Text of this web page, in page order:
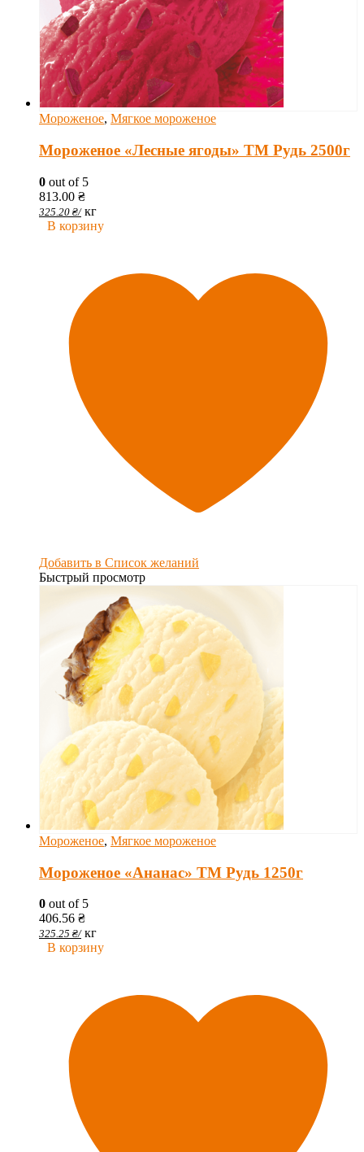
Мороженое, Мягкое мороженое
Мороженое «Лесные ягоды» ТМ Рудь 2500г
0 out of 5
813.00 ₴
325.20 ₴/ кг
В корзину
Добавить в Список желаний
Быстрый просмотр
Мороженое, Мягкое мороженое
Мороженое «Ананас» ТМ Рудь 1250г
0 out of 5
406.56 ₴
325.25 ₴/ кг
В корзину